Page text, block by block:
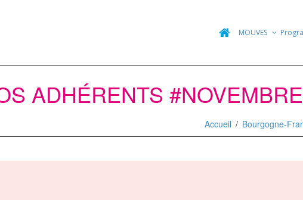
MOUVES
ADHÉRENTS
Accueil Bourgogne-